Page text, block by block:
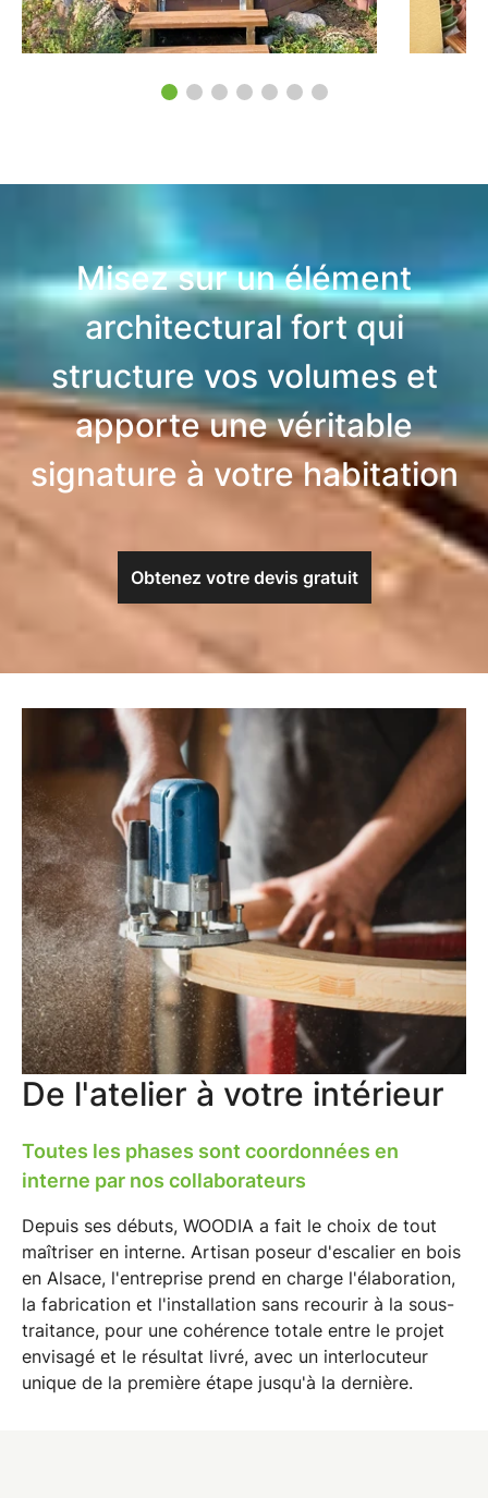
Misez sur un élément
architectural fort qui
structure vos volumes et
apporte une véritable
signature à votre habitation
Obtenez votre devis gratuit
De l'atelier à votre intérieur
Toutes les phases sont coordonnées en
interne par nos collaborateurs
Depuis ses débuts, WOODIA a fait le choix de tout
maîtriser en interne. Artisan poseur d'escalier en bois
en Alsace, l'entreprise prend en charge l'élaboration,
la fabrication et l'installation sans recourir à la sous-
traitance, pour une cohérence totale entre le projet
envisagé et le résultat livré, avec un interlocuteur
unique de la première étape jusqu'à la dernière.